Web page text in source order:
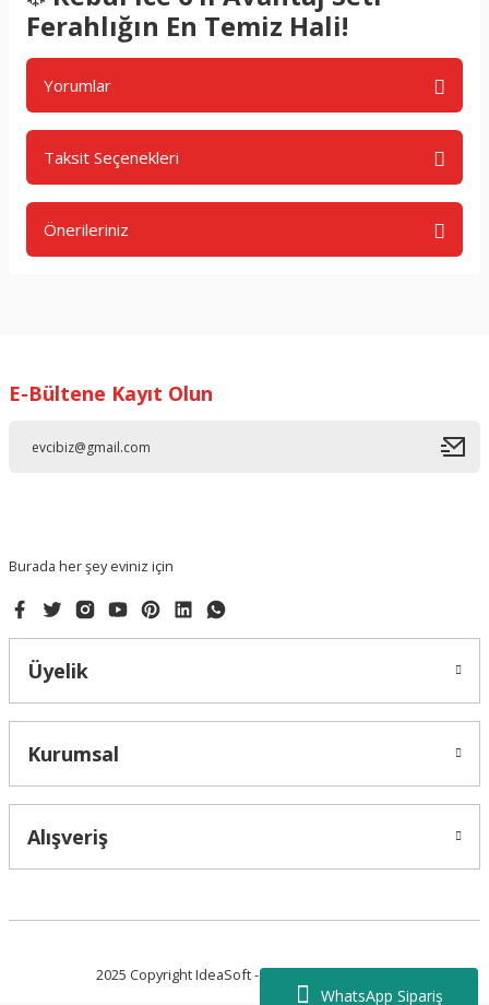
WhatsApp Sipariş
Ferahlığın En Temiz Hali!
Yorumlar
Taksit Seçenekleri
Önerileriniz
Ürün resmi kalitesiz, bozuk veya görüntülenemiyor.
E-Bültene Kayıt Olun
Burada her şey eviniz için
Üyelik
Kurumsal
Alışveriş
2025 Copyright IdeaSoft - Tüm Hakları Saklıdır.